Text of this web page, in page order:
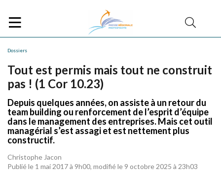
Dossiers
Tout est permis mais tout ne construit
pas ! (1 Cor 10.23)
Depuis quelques années, on assiste à un retour du
team building ou renforcement de l’esprit d’équipe
dans le management des entreprises. Mais cet outil
managérial s’est assagi et est nettement plus
constructif.
Christophe Jacon
Publié le 1 mai 2017 à 9h00, modifié le 9 octobre 2025 à 23h03